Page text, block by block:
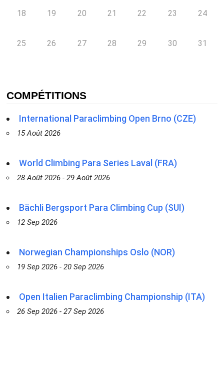
18 19 20 21 22 23 24
25 26 27 28 29 30 31
COMPÉTITIONS
International Paraclimbing Open Brno (CZE)
15 Août 2026
World Climbing Para Series Laval (FRA)
28 Août 2026 - 29 Août 2026
Bächli Bergsport Para Climbing Cup (SUI)
12 Sep 2026
Norwegian Championships Oslo (NOR)
19 Sep 2026 - 20 Sep 2026
Open Italien Paraclimbing Championship (ITA)
26 Sep 2026 - 27 Sep 2026